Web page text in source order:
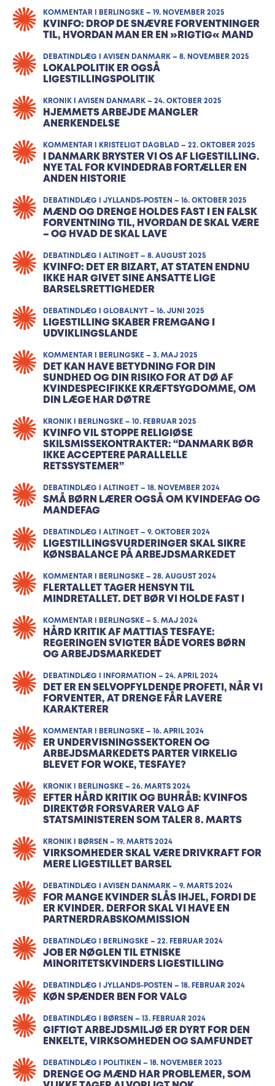
KOMMENTAR I BERLINGSKE – 19. NOVEMBER 2025
KVINFO: DROP DE SNÆVRE FORVENTNINGER
TIL, HVORDAN MAN ER EN »RIGTIG« MAND
DEBATINDLÆG I AVISEN DANMARK – 8. NOVEMBER 2025
LOKALPOLITIK ER OGSÅ
LIGESTILLINGSPOLITIK
KRONIK I AVISEN DANMARK – 24. OKTOBER 2025
HJEMMETS ARBEJDE MANGLER
ANERKENDELSE
KOMMENTAR I KRISTELIGT DAGBLAD – 22. OKTOBER 2025
I DANMARK BRYSTER VI OS AF LIGESTILLING.
NYE TAL FOR KVINDEDRAB FORTÆLLER EN
ANDEN HISTORIE
DEBATINDLÆG I JYLLANDS-POSTEN – 16. OKTOBER 2025
MÆND OG DRENGE HOLDES FAST I EN FALSK
FORVENTNING TIL, HVORDAN DE SKAL VÆRE
– OG HVAD DE SKAL LAVE
DEBATINDLÆG I ALTINGET – 8. AUGUST 2025
KVINFO: DET ER BIZART, AT STATEN ENDNU
IKKE HAR GIVET SINE ANSATTE LIGE
BARSELSRETTIGHEDER
DEBATINDLÆG I GLOBALNYT – 16. JUNI 2025
LIGESTILLING SKABER FREMGANG I
UDVIKLINGSLANDE
KOMMENTAR I BERLINGSKE – 3. MAJ 2025
DET KAN HAVE BETYDNING FOR DIN
SUNDHED OG DIN RISIKO FOR AT DØ AF
KVINDESPECIFIKKE KRÆFTSYGDOMME, OM
DIN LÆGE HAR DØTRE
KRONIK I BERLINGSKE – 10. FEBRUAR 2025
KVINFO VIL STOPPE RELIGIØSE
SKILSMISSEKONTRAKTER: “DANMARK BØR
IKKE ACCEPTERE PARALLELLE
RETSSYSTEMER”
DEBATINDLÆG I ALTINGET – 18. NOVEMBER 2024
SMÅ BØRN LÆRER OGSÅ OM KVINDEFAG OG
MANDEFAG
DEBATINDLÆG I ALTINGET – 9. OKTOBER 2024
LIGESTILLINGSVURDERINGER SKAL SIKRE
KØNSBALANCE PÅ ARBEJDSMARKEDET
KOMMENTAR I BERLINGSKE – 28. AUGUST 2024
FLERTALLET TAGER HENSYN TIL
MINDRETALLET. DET BØR VI HOLDE FAST I
KOMMENTAR I BERLINGSKE – 5. MAJ 2024
HÅRD KRITIK AF MATTIAS TESFAYE:
REGERINGEN SVIGTER BÅDE VORES BØRN
OG ARBEJDSMARKEDET
DEBATINDLÆG I INFORMATION – 24. APRIL 2024
DET ER EN SELVOPFYLDENDE PROFETI, NÅR VI
FORVENTER, AT DRENGE FÅR LAVERE
KARAKTERER
KOMMENTAR I BERLINGSKE – 16. APRIL 2024
ER UNDERVISNINGSSEKTOREN OG
ARBEJDSMARKEDETS PARTER VIRKELIG
BLEVET FOR WOKE, TESFAYE?
KRONIK I BERLINGSKE – 26. MARTS 2024
EFTER HÅRD KRITIK OG BUHRÅB: KVINFOS
DIREKTØR FORSVARER VALG AF
STATSMINISTEREN SOM TALER 8. MARTS
KRONIK I BØRSEN – 19. MARTS 2024
VIRKSOM­HEDER SKAL VÆRE DRIVKRAFT FOR
MERE LIGESTILLET BARSEL
DEBATINDLÆG I AVISEN DANMARK – 9. MARTS 2024
FOR MANGE KVINDER SLÅS IHJEL, FORDI DE
ER KVINDER. DERFOR SKAL VI HAVE EN
PARTNERDRABSKOMMISSION
DEBATINDLÆG I BERLINGSKE – 22. FEBRUAR 2024
JOB ER NØGLEN TIL ETNISKE
MINORITETSKVINDERS LIGESTILLING
DEBATINDLÆG I JYLLANDS-POSTEN – 18. FEBRUAR 2024
KØN SPÆNDER BEN FOR VALG
DEBATINDLÆG I BØRSEN – 13. FEBRUAR 2024
GIFTIGT ARBEJDS­MILJØ ER DYRT FOR DEN
ENKELTE, VIRKSOM­HEDEN OG SAMFUNDET
DEBATINDLÆG I POLITIKEN – 18. NOVEMBER 2023
DRENGE OG MÆND HAR PROBLEMER, SOM